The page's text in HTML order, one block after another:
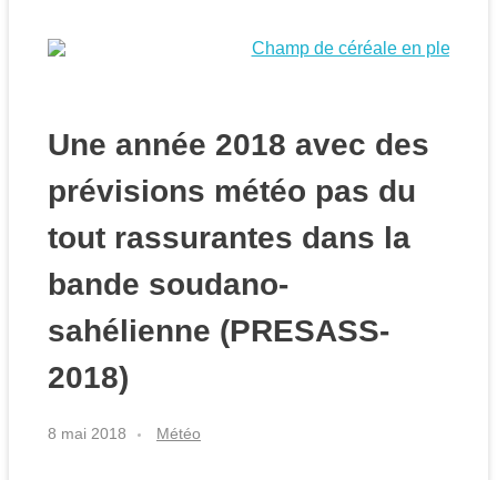
Une année 2018 avec des
prévisions météo pas du
tout rassurantes dans la
bande soudano-
sahélienne (PRESASS-
2018)
8 mai 2018 Météo